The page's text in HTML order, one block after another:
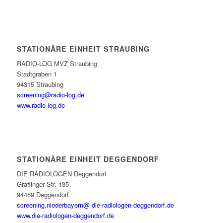
STATIONÄRE EINHEIT STRAUBING
RADIO-LOG MVZ Straubing
Stadtgraben 1
94315 Straubing
screening@radio-log.de
www.radio-log.de
STATIONÄRE EINHEIT DEGGENDORF
DIE RADIOLOGEN Deggendorf
Graflinger Str. 135
94469 Deggendorf
screening.niederbayern@ die-radiologen-deggendorf.de
www.die-radiologen-deggendorf.de